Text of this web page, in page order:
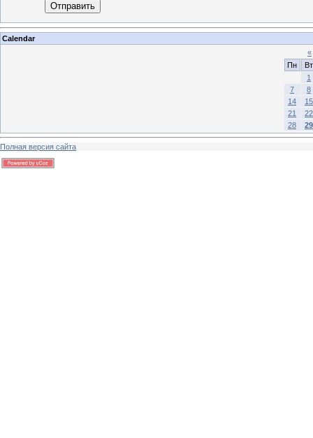
Отправить
Calendar
«
Пн
Вт
1
7
8
14
15
21
22
28
29
Полная версия сайта